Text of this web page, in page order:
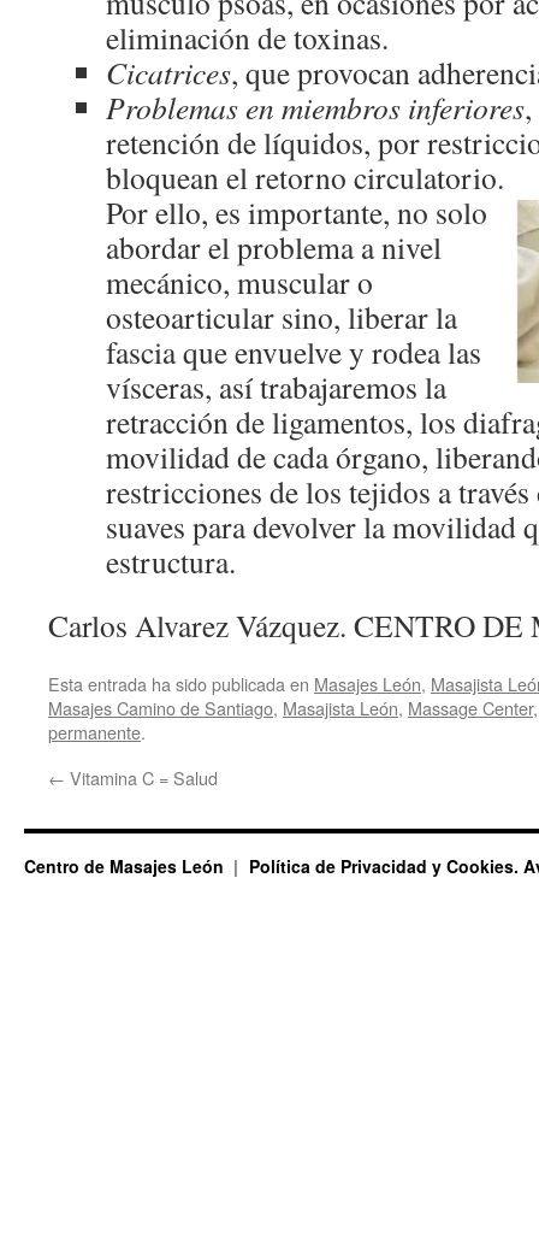
eliminación de toxinas.
Cicatrices, que provocan
Problemas en miembros inferiores
retención de líquidos, por
bloquean el retorno circulatorio.
Por ello, es importante, no solo
abordar el problema a nivel
mecánico, muscular o
osteoarticular sino, liberar la
fascia que envuelve y rodea las
vísceras, así trabajaremos la
retracción de ligamentos, los
movilidad de cada órgano,
restricciones de los tejidos a través
suaves para devolver la movilidad
estructura.
Carlos Alvarez Vázquez. CENTRO
Esta entrada ha sido publicada en Masajes León, Masajista
Masajes Camino de Santiago, Masajista León, Massage Center
permanente.
← Vitamina C = Salud
Centro de Masajes León Política de Privacidad y Cookies.